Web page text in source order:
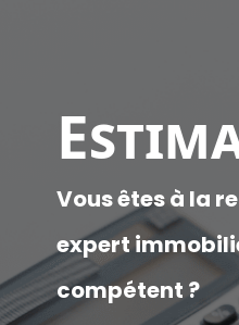
Vous êtes à la
expert
compétent ?